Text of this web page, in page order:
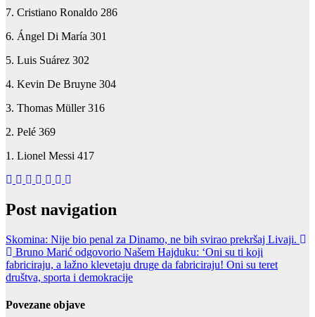
7. Cristiano Ronaldo 286
6. Ángel Di María 301
5. Luis Suárez 302
4. Kevin De Bruyne 304
3. Thomas Müller 316
2. Pelé 369
1. Lionel Messi 417
Post navigation
Skomina: Nije bio penal za Dinamo, ne bih svirao prekršaj Livaji.
Bruno Marić odgovorio Našem Hajduku: ‘Oni su ti koji
fabriciraju, a lažno klevetaju druge da fabriciraju! Oni su teret
društva, sporta i demokracije
Povezane objave